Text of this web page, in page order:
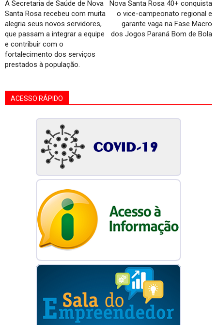
A Secretaria de Saúde de Nova
Santa Rosa recebeu com muita
alegria seus novos servidores,
que passam a integrar a equipe
e contribuir com o
fortalecimento dos serviços
prestados à população.
Nova Santa Rosa 40+ conquista
o vice-campeonato regional e
garante vaga na Fase Macro
dos Jogos Paraná Bom de Bola
ACESSO RÁPIDO